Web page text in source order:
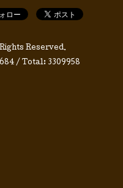
Reserved.
/ Total: 3309958